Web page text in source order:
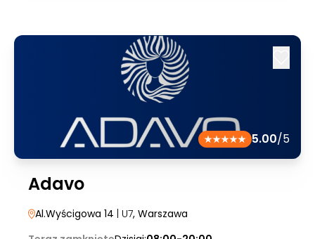
5.00/5
Adavo
Al.Wyścigowa 14 | U7, Warszawa